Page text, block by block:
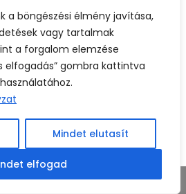
a böngészési élmény javítása,
vagy tartalmak
a forgalom elemzése
elfogadás” gombra kattintva
Mindet elutasít
elfogad
díj, amit a tagnak:
pernyertessége, vagy
vagy
alapján, illetve a peres
megítélt, vagy
alapján őt megillető
amennyiben az adott
Share This